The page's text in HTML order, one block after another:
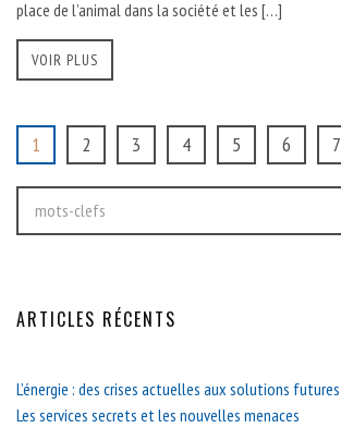
place de l’animal dans la société et les […]
VOIR PLUS
1 2 3 4 5 6 7
ARTICLES RÉCENTS
L’énergie : des crises actuelles aux solutions futures
Les services secrets et les nouvelles menaces